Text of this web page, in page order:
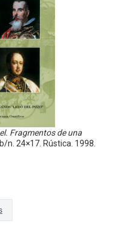
Fragmentos de una
n. 24×17. Rústica. 1998.